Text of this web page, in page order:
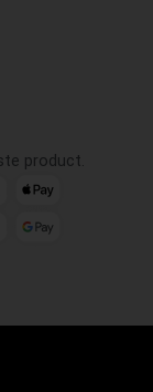
product.